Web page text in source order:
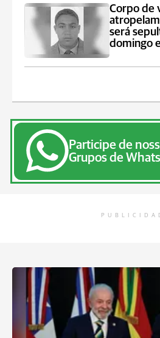
Corpo de
será
domingo
Participe de
Grupos de